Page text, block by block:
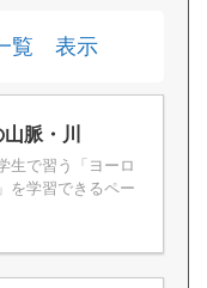
覧 表示
脈・川
生で習う「ヨーロ
を学習できるペー